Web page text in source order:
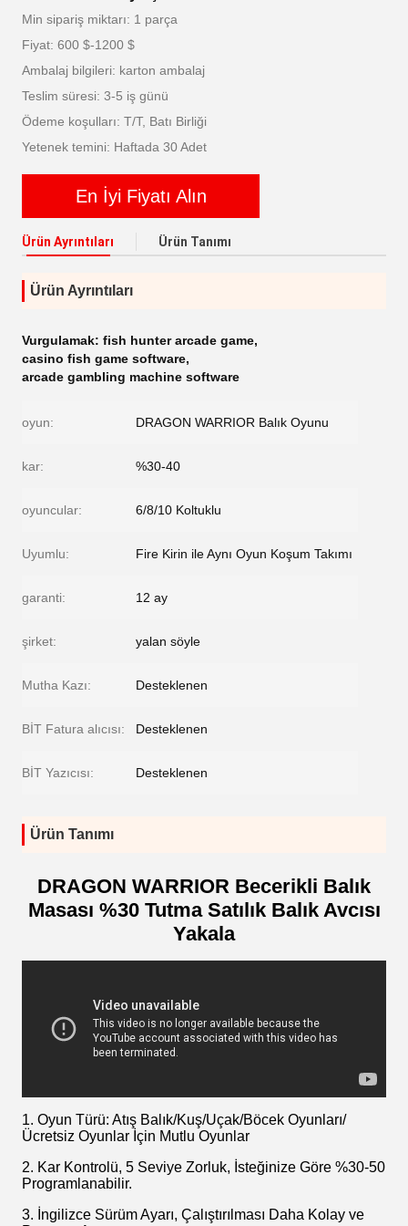
Min sipariş miktarı: 1 parça
Fiyat: 600 $-1200 $
Ambalaj bilgileri: karton ambalaj
Teslim süresi: 3-5 iş günü
Ödeme koşulları: T/T, Batı Birliği
Yetenek temini: Haftada 30 Adet
En İyi Fiyatı Alın
Ürün Ayrıntıları Ürün Tanımı
Ürün Ayrıntıları
Vurgulamak: fish hunter arcade game,
casino fish game software,
arcade gambling machine software
oyun: DRAGON WARRIOR Balık Oyunu
kar: %30-40
oyuncular: 6/8/10 Koltuklu
Uyumlu: Fire Kirin ile Aynı Oyun Koşum Takımı
garanti: 12 ay
şirket: yalan söyle
Mutha Kazı: Desteklenen
BİT Fatura alıcısı: Desteklenen
BİT Yazıcısı: Desteklenen
Ürün Tanımı
DRAGON WARRIOR Becerikli Balık
Masası %30 Tutma Satılık Balık Avcısı
Yakala
1. Oyun Türü: Atış Balık/Kuş/Uçak/Böcek Oyunları/
Ücretsiz Oyunlar İçin Mutlu Oyunlar
2. Kar Kontrolü, 5 Seviye Zorluk, İsteğinize Göre %30-50
Programlanabilir.
3. İngilizce Sürüm Ayarı, Çalıştırılması Daha Kolay ve